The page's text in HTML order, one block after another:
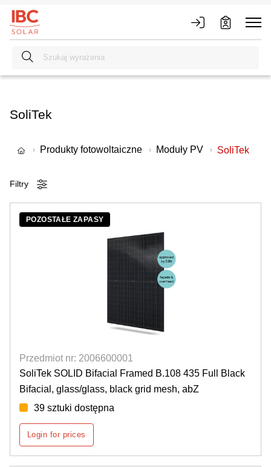
SoliTek
Produkty fotowoltaiczne Moduły PV SoliTek
Filtry
POZOSTAŁE ZAPASY
Przedmiot nr: 2006600001
SoliTek SOLID Bifacial Framed B.108 435 Full Black
Bifacial, glass/glass, black grid mesh, abZ
39 sztuki dostępna
Login for prices